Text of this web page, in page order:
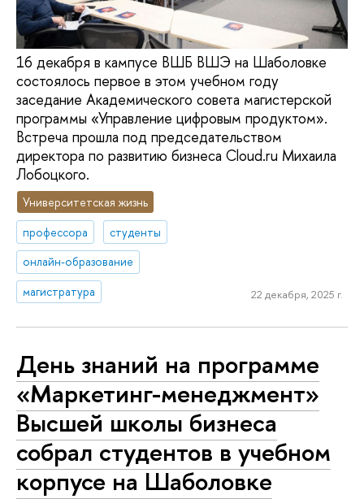
16 декабря в кампусе ВШБ ВШЭ на Шаболовке
состоялось первое в этом учебном году
заседание Академического совета магистерской
программы «Управление цифровым продуктом».
Встреча прошла под председательством
директора по развитию бизнеса Cloud.ru Михаила
Лобоцкого.
Университетская жизнь
профессора
студенты
онлайн-образование
магистратура
22 декабря, 2025 г.
День знаний на программе
«Маркетинг-менеджмент»
Высшей школы бизнеса
собрал студентов в учебном
корпусе на Шаболовке